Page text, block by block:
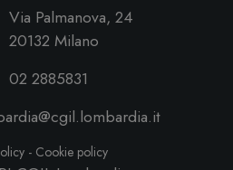
Via Palmanova, 24
20132 Milano
02 2885831
- Cookie policy